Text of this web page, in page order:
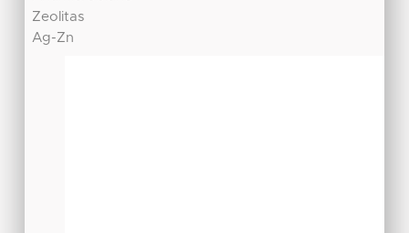
Zeolitas
Ag-Zn